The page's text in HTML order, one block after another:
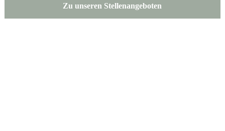
Zu unseren Stellenangeboten